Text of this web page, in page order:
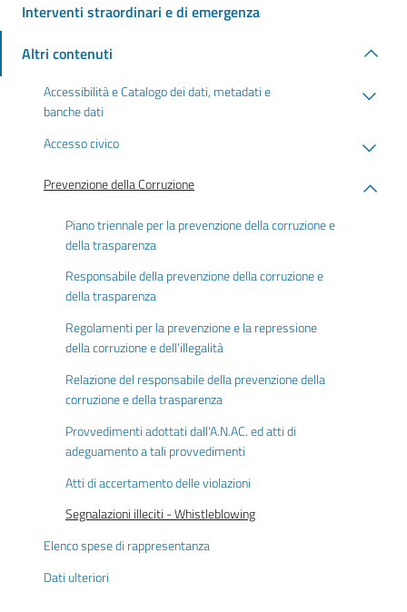
Interventi straordinari e di emergenza
Altri contenuti
Accessibilità e Catalogo dei dati, metadati e
banche dati
Accesso civico
Prevenzione della Corruzione
Piano triennale per la prevenzione della corruzione e
della trasparenza
Responsabile della prevenzione della corruzione e
della trasparenza
Regolamenti per la prevenzione e la repressione
della corruzione e dell'illegalità
Relazione del responsabile della prevenzione della
corruzione e della trasparenza
Provvedimenti adottati dall'A.N.AC. ed atti di
adeguamento a tali provvedimenti
Atti di accertamento delle violazioni
Segnalazioni illeciti - Whistleblowing
Elenco spese di rappresentanza
Dati ulteriori